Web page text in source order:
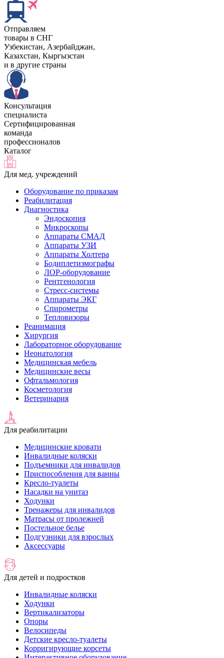
Отправляем
товары в СНГ
Узбекистан, Aзербайджан,
Казахстан, Кыргызстан
и в другие страны
Консультация
специалиста
Сертифицированная
команда
профессионалов
Каталог
Для мед. учреждений
Оборудование по приказам
Реабилитация
Диагностика
Эндоскопия
Микроскопы
Аппараты СМАД
Аппараты УЗИ
Аппараты Холтера
Бодиплетизмографы
ЛОР-оборудование
Рентгенология
Стресс-системы
Аппараты ЭКГ
Спирометры
Тепловизоры
Реанимация
Хирургия
Лабораторное оборудование
Неонатология
Медицинская мебель
Медицинские весы
Офтальмология
Косметология
Ветеринария
Для реабилитации
Медицинские кровати
Инвалидные коляски
Подъемники для инвалидов
Приспособления для ванны
Кресло-туалеты
Насадки на унитаз
Ходунки
Тренажеры для инвалидов
Матрасы от пролежней
Постельное белье
Подгузники для взрослых
Аксессуары
Для детей и подростков
Инвалидные коляски
Ходунки
Вертикализаторы
Опоры
Велосипеды
Детские кресло-туалеты
Корригирующие корсеты